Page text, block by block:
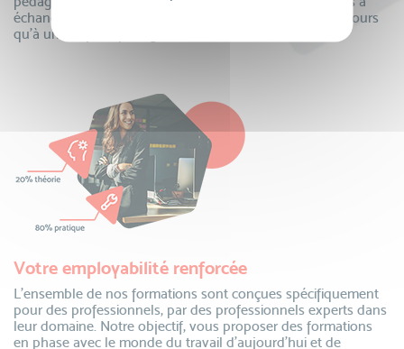
échanger…la communauté VISIPLUS academy n’est toujours
qu’à un clic pour partager !
Votre employabilité renforcée
L’ensemble de nos formations sont conçues spécifiquement
pour des professionnels, par des professionnels experts dans
leur domaine. Notre objectif, vous proposer des formations
en phase avec le monde du travail d’aujourd’hui et de